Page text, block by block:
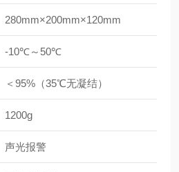
280mm×200mm×120mm
-10℃～50℃
＜95%（35℃无凝结）
1200g
声光报警